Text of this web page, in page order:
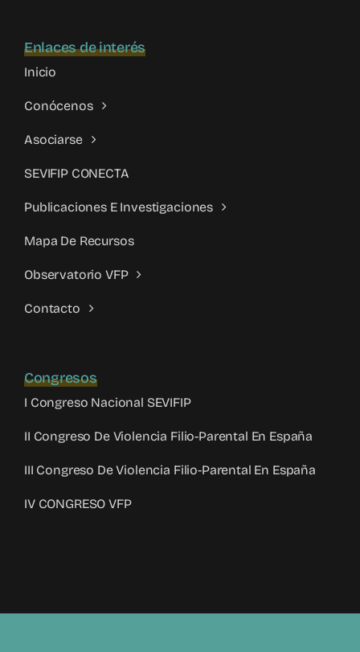
Enlaces de interés
Inicio
Conócenos
Asociarse
SEVIFIP CONECTA
Publicaciones E Investigaciones
Mapa De Recursos
Observatorio VFP
Contacto
Congresos
I Congreso Nacional SEVIFIP
II Congreso De Violencia Filio-Parental En España
III Congreso De Violencia Filio-Parental En España
IV CONGRESO VFP